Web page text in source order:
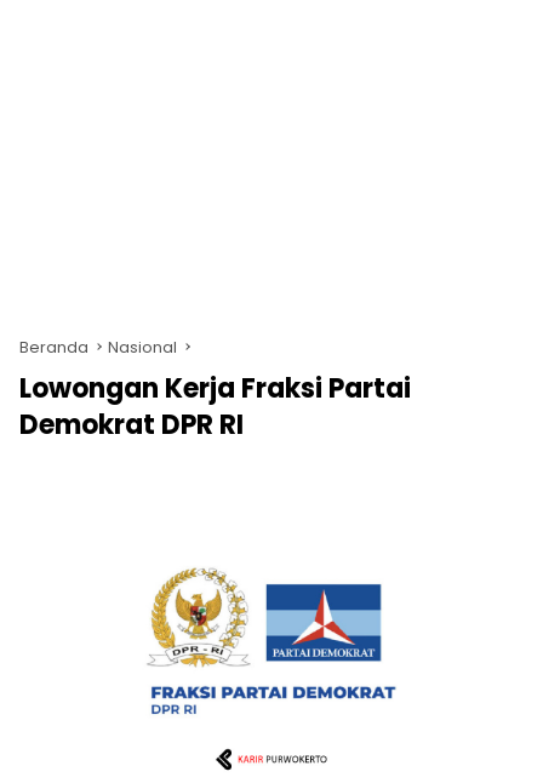
Beranda Nasional
Lowongan Kerja Fraksi Partai
Demokrat DPR RI